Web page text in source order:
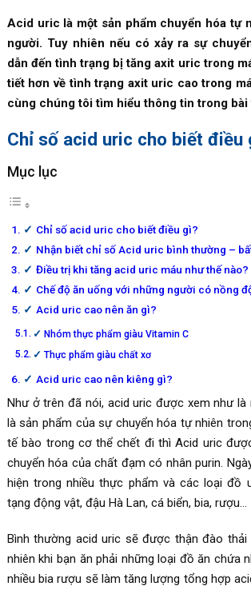
Acid uric là một sản phẩm chuyển hóa tự
người. Tuy nhiên nếu có xảy ra sự
dẫn đến tình trạng bị tăng axit uric trong
tiết hơn về tình trạng axit uric cao trong
cùng chúng tôi tìm hiểu thông tin trong bài
Chỉ số acid uric cho biết điều
Mục lục
Chỉ số acid uric cho biết điều gì?
Nhận biết chỉ số Acid uric bình thường –
Điều trị khi tăng acid uric máu như thế nào?
Chế độ ăn uống với những người có nồng
Acid uric cao nên ăn gì?
Nhóm thực phẩm giàu Vitamin C
Thực phẩm giàu chất xơ
Acid uric cao nên kiêng gì?
Như ở trên đã nói, acid uric được xem như là
là sản phẩm của sự chuyển hóa tự nhiên
tế bào trong cơ thể chết đi thì Acid uric
chuyển hóa của chất đạm có nhân purin.
hiện trong nhiều thực phẩm và các loại đồ
tạng động vật, đậu Hà Lan, cá biển, bia, rượu…
Bình thường acid uric sẽ được thận đào thải
nhiên khi bạn ăn phải những loại đồ ăn chứa
nhiều bia rượu sẽ làm tăng lượng tổng hợp